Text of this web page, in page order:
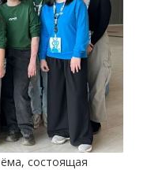
состоящая